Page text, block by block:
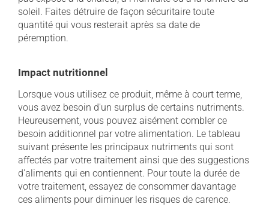
soleil. Faites détruire de façon sécuritaire toute
quantité qui vous resterait après sa date de
péremption.
Impact nutritionnel
Lorsque vous utilisez ce produit, même à court terme,
vous avez besoin d'un surplus de certains nutriments.
Heureusement, vous pouvez aisément combler ce
besoin additionnel par votre alimentation. Le tableau
suivant présente les principaux nutriments qui sont
affectés par votre traitement ainsi que des suggestions
d'aliments qui en contiennent. Pour toute la durée de
votre traitement, essayez de consommer davantage
ces aliments pour diminuer les risques de carence.